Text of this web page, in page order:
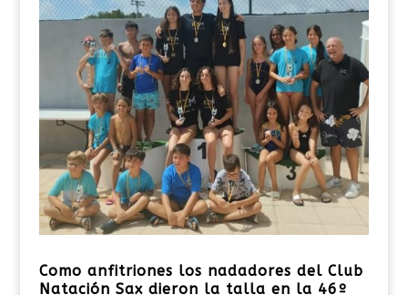
Como anfitriones los nadadores del Club
Natación Sax dieron la talla en la 46º